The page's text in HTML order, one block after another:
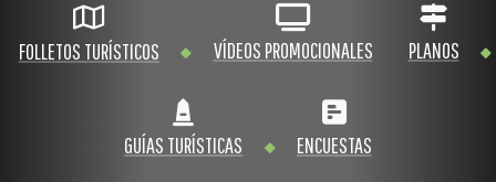
FOLLETOS TURÍSTICOS VÍDEOS PROMOCIONALES PLANOS
GUÍAS TURÍSTICAS ENCUESTAS